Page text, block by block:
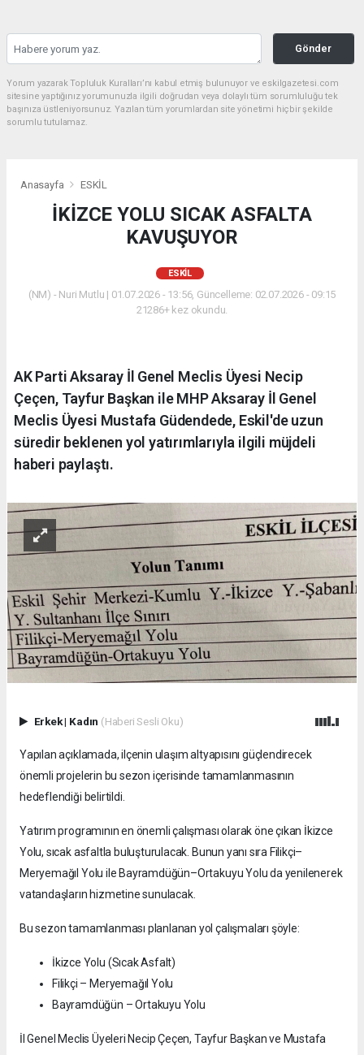
Gönder
Yorum yazarak Topluluk Kuralları’nı kabul etmiş bulunuyor ve eskilgazetesi.com
sitesine yaptığınız yorumunuzla ilgili doğrudan veya dolaylı tüm sorumluluğu tek
başınıza üstleniyorsunuz. Yazılan tüm yorumlardan site yönetimi hiçbir şekilde
sorumlu tutulamaz.
Anasayfa ESKİL
İKİZCE YOLU SICAK ASFALTA
KAVUŞUYOR
ESKİL
(NM) - Nuri Mutlu | 01.07.2026 - 13:56, Güncelleme: 02.07.2026 - 09:15
21286+ kez okundu.
AK Parti Aksaray İl Genel Meclis Üyesi Necip
Çeçen, Tayfur Başkan ile MHP Aksaray İl Genel
Meclis Üyesi Mustafa Güdendede, Eskil'de uzun
süredir beklenen yol yatırımlarıyla ilgili müjdeli
haberi paylaştı.
Erkek| Kadın (Haberi Sesli Oku)
Yapılan açıklamada, ilçenin ulaşım altyapısını güçlendirecek
önemli projelerin bu sezon içerisinde tamamlanmasının
hedeflendiği belirtildi.
Yatırım programının en önemli çalışması olarak öne çıkan İkizce
Yolu, sıcak asfaltla buluşturulacak. Bunun yanı sıra Filikçi–
Meryemağıl Yolu ile Bayramdüğün–Ortakuyu Yolu da yenilenerek
vatandaşların hizmetine sunulacak.
Bu sezon tamamlanması planlanan yol çalışmaları şöyle:
İkizce Yolu (Sıcak Asfalt)
Filikçi – Meryemağıl Yolu
Bayramdüğün – Ortakuyu Yolu
İl Genel Meclis Üyeleri Necip Çeçen, Tayfur Başkan ve Mustafa